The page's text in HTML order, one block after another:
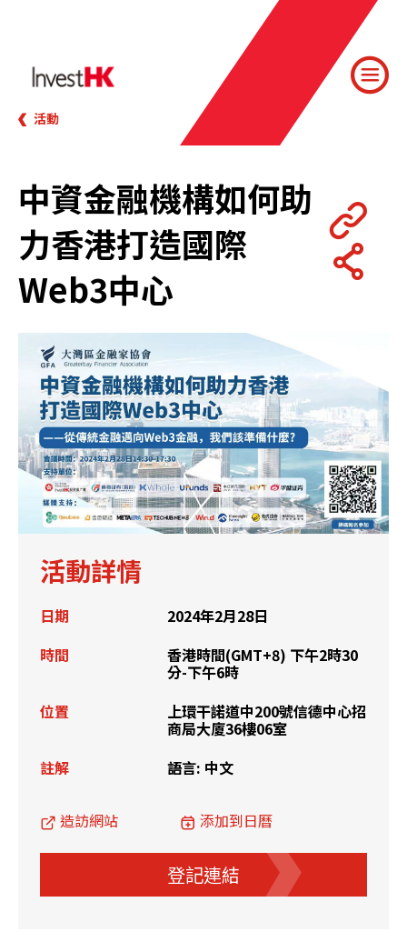
活動
中資金融機構如何助
力香港打造國際
Web3中心
活動詳情
日期
2024年2月28日
時間
香港時間(GMT+8) 下午2時30
分-下午6時
位置
上環干諾道中200號信德中心招
商局大廈36樓06室
註解
語言: 中文
造訪網站 添加到日曆
登記連結